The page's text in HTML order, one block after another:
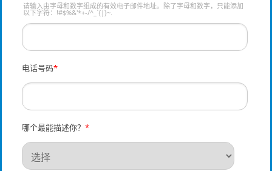
请输入由字母和数字组成的有效电子邮件地址。除了字母和数字，只能添加
以下字符：!#$%&'*+-/^_`{|}~.
电话号码*
哪个最能描述你？ *